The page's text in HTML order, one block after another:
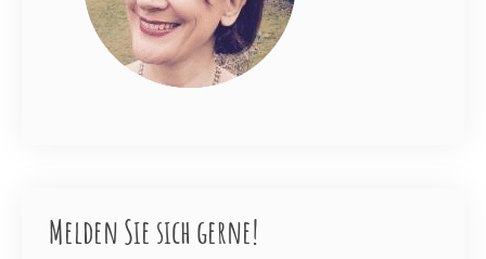
Melden Sie sich gerne!